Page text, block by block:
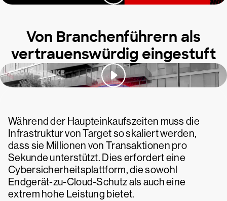
Von Branchenführern als
vertrauenswürdig eingestuft
Während der Haupteinkaufszeiten muss die
Infrastruktur von Target so skaliert werden,
dass sie Millionen von Transaktionen pro
Sekunde unterstützt. Dies erfordert eine
Cybersicherheitsplattform, die sowohl
Endgerät-zu-Cloud-Schutz als auch eine
extrem hohe Leistung bietet.